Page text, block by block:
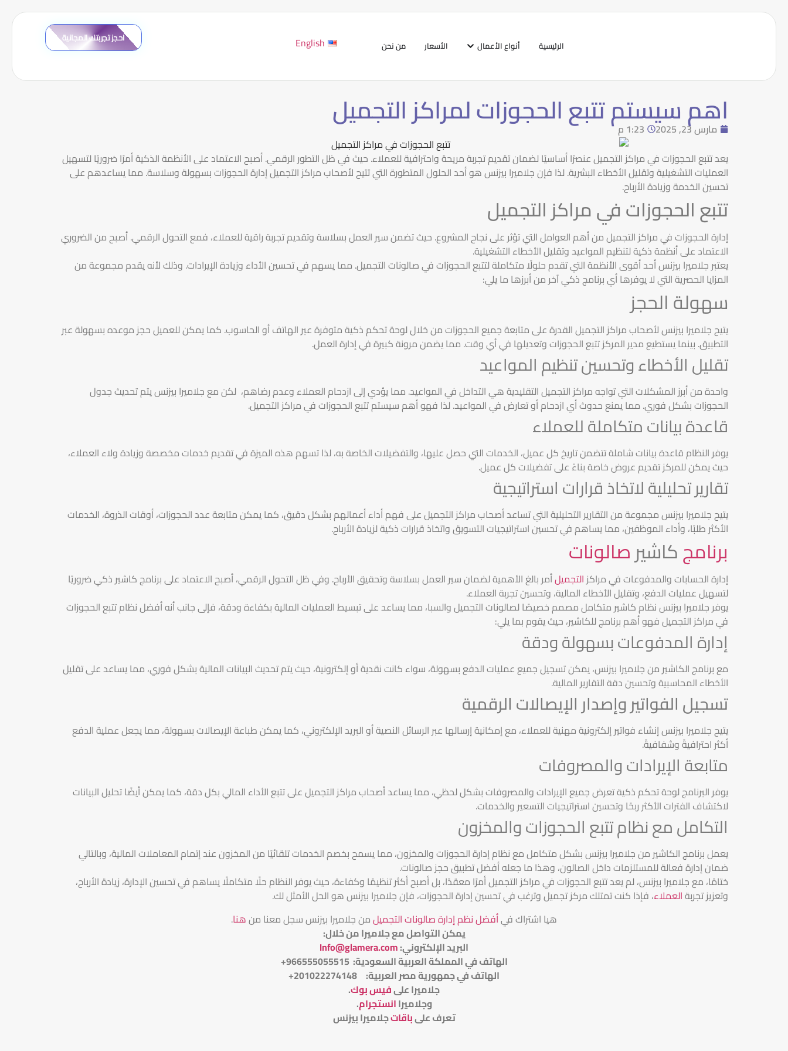
الرئيسية أنواع الأعمال الأسعار من نحن English احجز تجربتك المجانية
اهم سيستم تتبع الحجوزات لمراكز التجميل
مارس 23, 2025
1:23 م
يعد تتبع الحجوزات في مراكز التجميل عنصرًا أساسيًا لضمان تقديم تجربة مريحة واحترافية للعملاء. حيث في ظل التطور الرقمي. أصبح الاعتماد على الأنظمة الذكية أمرًا ضروريًا لتسهيل
العمليات التشغيلية وتقليل الأخطاء البشرية. لذا فإن جلاميرا بيزنس هو أحد الحلول المتطورة التي تتيح لأصحاب مراكز التجميل إدارة الحجوزات بسهولة وسلاسة. مما يساعدهم على
تحسين الخدمة وزيادة الأرباح.
تتبع الحجوزات في مراكز التجميل
إدارة الحجوزات في مراكز التجميل من أهم العوامل التي تؤثر على نجاح المشروع. حيث تضمن سير العمل بسلاسة وتقديم تجربة راقية للعملاء، فمع التحول الرقمي. أصبح من الضروري
الاعتماد على أنظمة ذكية لتنظيم المواعيد وتقليل الأخطاء التشغيلية.
يعتبر جلاميرا بيزنس أحد أقوى الأنظمة التي تقدم حلولًا متكاملة لتتبع الحجوزات في صالونات التجميل. مما يسهم في تحسين الأداء وزيادة الإيرادات. وذلك لأنه يقدم مجموعة من
المزايا الحصرية التي لا يوفرها أي برنامج ذكي آخر من أبرزها ما يلي:
سهولة الحجز
يتيح جلاميرا بيزنس لأصحاب مراكز التجميل القدرة على متابعة جميع الحجوزات من خلال لوحة تحكم ذكية متوفرة عبر الهاتف أو الحاسوب. كما يمكن للعميل حجز موعده بسهولة عبر
التطبيق. بينما يستطيع مدير المركز تتبع الحجوزات وتعديلها في أي وقت. مما يضمن مرونة كبيرة في إدارة العمل.
تقليل الأخطاء وتحسين تنظيم المواعيد
واحدة من أبرز المشكلات التي تواجه مراكز التجميل التقليدية هي التداخل في المواعيد. مما يؤدي إلى ازدحام العملاء وعدم رضاهم، لكن مع جلاميرا بيزنس يتم تحديث جدول
الحجوزات بشكل فوري. مما يمنع حدوث أي ازدحام أو تعارض في المواعيد. لذا فهو أهم سيستم تتبع الحجوزات في مراكز التجميل.
قاعدة بيانات متكاملة للعملاء
يوفر النظام قاعدة بيانات شاملة تتضمن تاريخ كل عميل، الخدمات التي حصل عليها، والتفضيلات الخاصة به، لذا تسهم هذه الميزة في تقديم خدمات مخصصة وزيادة ولاء العملاء،
حيث يمكن للمركز تقديم عروض خاصة بناءً على تفضيلات كل عميل.
تقارير تحليلية لاتخاذ قرارات استراتيجية
يتيح جلاميرا بيزنس مجموعة من التقارير التحليلية التي تساعد أصحاب مراكز التجميل على فهم أداء أعمالهم بشكل دقيق، كما يمكن متابعة عدد الحجوزات، أوقات الذروة، الخدمات
الأكثر طلبًا، وأداء الموظفين، مما يساهم في تحسين استراتيجيات التسويق واتخاذ قرارات ذكية لزيادة الأرباح.
برنامجكاشيرصالونات
إدارة الحسابات والمدفوعات في مراكز التجميلأمر بالغ الأهمية لضمان سير العمل بسلاسة وتحقيق الأرباح. وفي ظل التحول الرقمي، أصبح الاعتماد على برنامج كاشير ذكي ضروريًا
لتسهيل عمليات الدفع، وتقليل الأخطاء المالية، وتحسين تجربة العملاء.
يوفر جلاميرا بيزنس نظام كاشير متكامل مصمم خصيصًا لصالونات التجميل والسبا، مما يساعد على تبسيط العمليات المالية بكفاءة ودقة، فإلى جانب أنه أفضل نظام تتبع الحجوزات
في مراكز التجميل فهو أهم برنامج للكاشير، حيث يقوم بما يلي:
إدارة المدفوعات بسهولة ودقة
مع برنامج الكاشير من جلاميرا بيزنس، يمكن تسجيل جميع عمليات الدفع بسهولة، سواء كانت نقدية أو إلكترونية، حيث يتم تحديث البيانات المالية بشكل فوري، مما يساعد على تقليل
الأخطاء المحاسبية وتحسين دقة التقارير المالية.
تسجيل الفواتير وإصدار الإيصالات الرقمية
يتيح جلاميرا بيزنس إنشاء فواتير إلكترونية مهنية للعملاء، مع إمكانية إرسالها عبر الرسائل النصية أو البريد الإلكتروني، كما يمكن طباعة الإيصالات بسهولة، مما يجعل عملية الدفع
أكثر احترافيةً وشفافيةً.
متابعة الإيرادات والمصروفات
يوفر البرنامج لوحة تحكم ذكية تعرض جميع الإيرادات والمصروفات بشكل لحظي، مما يساعد أصحاب مراكز التجميل على تتبع الأداء المالي بكل دقة، كما يمكن أيضًا تحليل البيانات
لاكتشاف الفترات الأكثر ربحًا وتحسين استراتيجيات التسعير والخدمات.
التكامل مع نظام تتبع الحجوزات والمخزون
يعمل برنامج الكاشير من جلاميرا بيزنس بشكل متكامل مع نظام إدارة الحجوزات والمخزون، مما يسمح بخصم الخدمات تلقائيًا من المخزون عند إتمام المعاملات المالية، وبالتالي
ضمان إدارة فعالة للمستلزمات داخل الصالون، وهذا ما جعله أفضل تطبيق حجز صالونات.
ختامًا، مع جلاميرا بيزنس، لم يعد تتبع الحجوزات في مراكز التجميل أمرًا معقدًا، بل أصبح أكثر تنظيمًا وكفاءة، حيث يوفر النظام حلًا متكاملًا يساهم في تحسين الإدارة، زيادة الأرباح،
وتعزيز تجربةالعملاء، فإذا كنت تمتلك مركز تجميل وترغب في تحسين إدارة الحجوزات، فإن جلاميرا بيزنس هو الحل الأمثل لك.
هيا اشتراك فيأفضل نظم إدارة صالونات التجميلمن جلاميرا بيزنس سجل معنا منهنا.
يمكن التواصل مع جلاميرا من خلال:
البريد الإلكتروني:
Info@glamera.com
الهاتف في المملكة العربية السعودية: 966555055515+
الهاتف في جمهورية مصر العربية: 201022274148+
جلاميرا علىفيس بوك.
وجلاميراانستجرام.
تعرف علىباقاتجلاميرا بيزنس